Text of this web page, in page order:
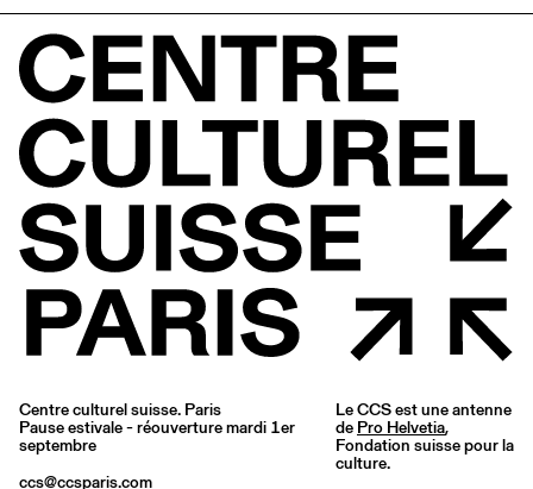
Centre culturel suisse. Paris
Pause estivale - réouverture mardi 1er
septembre
ccs@ccsparis.com
Le CCS est une antenne
de Pro Helvetia,
Fondation suisse pour la
culture.